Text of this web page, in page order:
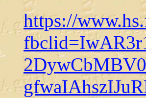
https://